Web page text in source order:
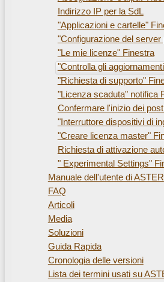
Indirizzo IP per la SdL
"Applicazioni e cartelle"
"Configurazione del
"Le mie licenze" Finestra
"Controlla gli
"Richiesta di supporto"
"Licenza scaduta" notifica
Confermare l'inizio dei
"Interruttore dispositivi di
"Creare licenza master"
Richiesta di attivazione
" Experimental Settings"
Manuale dell'utente di ASTER
FAQ
Articoli
Media
Soluzioni
Guida Rapida
Cronologia delle versioni
Lista dei termini usati su